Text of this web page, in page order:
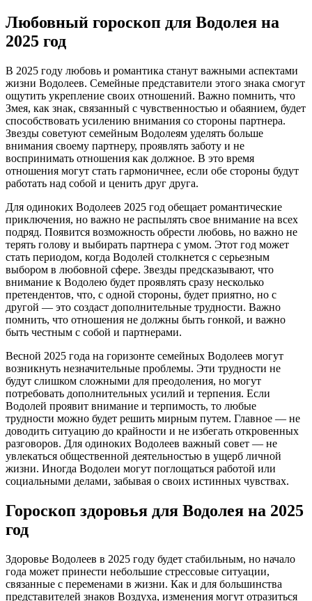
Любовный гороскоп для Водолея на
2025 год
В 2025 году любовь и романтика станут важными аспектами
жизни Водолеев. Семейные представители этого знака смогут
ощутить укрепление своих отношений. Важно помнить, что
Змея, как знак, связанный с чувственностью и обаянием, будет
способствовать усилению внимания со стороны партнера.
Звезды советуют семейным Водолеям уделять больше
внимания своему партнеру, проявлять заботу и не
воспринимать отношения как должное. В это время
отношения могут стать гармоничнее, если обе стороны будут
работать над собой и ценить друг друга.
Для одиноких Водолеев 2025 год обещает романтические
приключения, но важно не распылять свое внимание на всех
подряд. Появится возможность обрести любовь, но важно не
терять голову и выбирать партнера с умом. Этот год может
стать периодом, когда Водолей столкнется с серьезным
выбором в любовной сфере. Звезды предсказывают, что
внимание к Водолею будет проявлять сразу несколько
претендентов, что, с одной стороны, будет приятно, но с
другой — это создаст дополнительные трудности. Важно
помнить, что отношения не должны быть гонкой, и важно
быть честным с собой и партнерами.
Весной 2025 года на горизонте семейных Водолеев могут
возникнуть незначительные проблемы. Эти трудности не
будут слишком сложными для преодоления, но могут
потребовать дополнительных усилий и терпения. Если
Водолей проявит внимание и терпимость, то любые
трудности можно будет решить мирным путем. Главное — не
доводить ситуацию до крайности и не избегать откровенных
разговоров. Для одиноких Водолеев важный совет — не
увлекаться общественной деятельностью в ущерб личной
жизни. Иногда Водолеи могут поглощаться работой или
социальными делами, забывая о своих истинных чувствах.
Гороскоп здоровья для Водолея на 2025
год
Здоровье Водолеев в 2025 году будет стабильным, но начало
года может принести небольшие стрессовые ситуации,
связанные с переменами в жизни. Как и для большинства
представителей знаков Воздуха, изменения могут отразиться